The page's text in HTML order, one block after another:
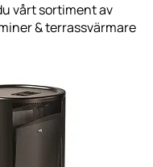
vårt sortiment av
& terrassvärmare